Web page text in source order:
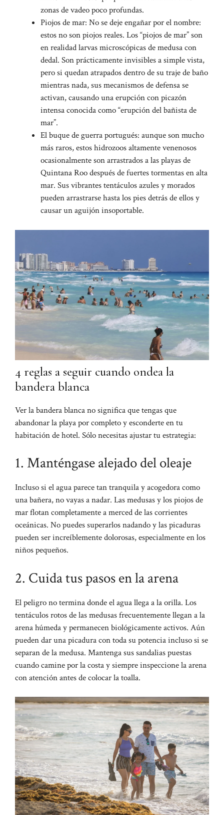
zonas de vadeo poco profundas.
Piojos de mar: No se deje engañar por el nombre:
estos no son piojos reales. Los “piojos de mar” son
en realidad larvas microscópicas de medusa con
dedal. Son prácticamente invisibles a simple vista,
pero si quedan atrapados dentro de su traje de baño
mientras nada, sus mecanismos de defensa se
activan, causando una erupción con picazón
intensa conocida como “erupción del bañista de
mar”.
El buque de guerra portugués: aunque son mucho
más raros, estos hidrozoos altamente venenosos
ocasionalmente son arrastrados a las playas de
Quintana Roo después de fuertes tormentas en alta
mar. Sus vibrantes tentáculos azules y morados
pueden arrastrarse hasta los pies detrás de ellos y
causar un aguijón insoportable.
4 reglas a seguir cuando ondea la
bandera blanca
Ver la bandera blanca no significa que tengas que
abandonar la playa por completo y esconderte en tu
habitación de hotel. Sólo necesitas ajustar tu estrategia:
1. Manténgase alejado del oleaje
Incluso si el agua parece tan tranquila y acogedora como
una bañera, no vayas a nadar. Las medusas y los piojos de
mar flotan completamente a merced de las corrientes
oceánicas. No puedes superarlos nadando y las picaduras
pueden ser increíblemente dolorosas, especialmente en los
niños pequeños.
2. Cuida tus pasos en la arena
El peligro no termina donde el agua llega a la orilla. Los
tentáculos rotos de las medusas frecuentemente llegan a la
arena húmeda y permanecen biológicamente activos. Aún
pueden dar una picadura con toda su potencia incluso si se
separan de la medusa. Mantenga sus sandalias puestas
cuando camine por la costa y siempre inspeccione la arena
con atención antes de colocar la toalla.